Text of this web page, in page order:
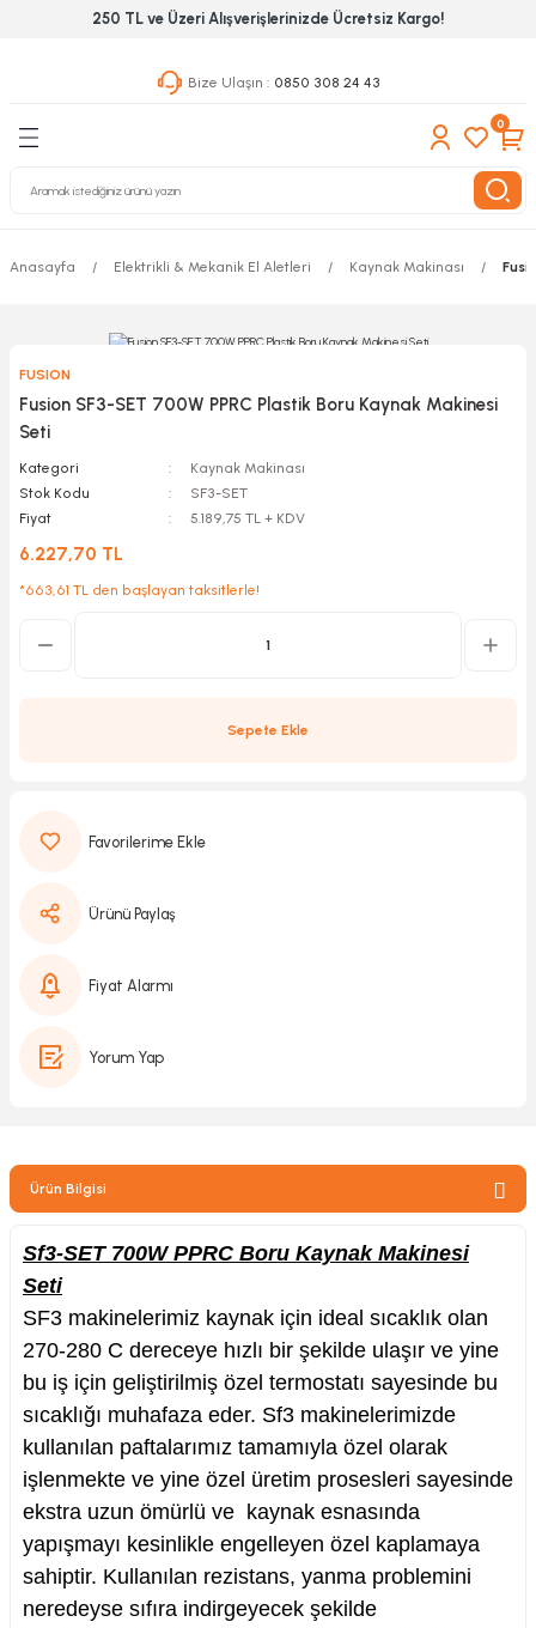
250 TL ve Üzeri Alışverişlerinizde Ücretsiz Kargo!
Bize Ulaşın : 0850 308 24 43
0
Geri Dön
Geri Dön
& Nalburiye
Grubu
Geri Dön
Anasayfa Elektrikli & Mekanik El Aletleri Kaynak Makinası
FUSION
Fusion SF3-SET 700W PPRC Plastik Boru Kaynak Makinesi
Seti
Kategori
Kaynak Makinası
Stok Kodu
SF3-SET
Fiyat
5.189,75 TL + KDV
6.227,70 TL
*663,61 TL den başlayan taksitlerle!
Sepete Ekle
Ürünü Paylaş
Fiyat Alarmı
Yorum Yap
Ürün Bilgisi
Sf3-SET 700W PPRC Boru Kaynak Makinesi
Seti
SF3 makinelerimiz kaynak için ideal sıcaklık olan
270-280 C dereceye hızlı bir şekilde ulaşır ve yine
bu iş için geliştirilmiş özel termostatı sayesinde bu
sıcaklığı muhafaza eder. Sf3 makinelerimizde
kullanılan paftalarımız tamamıyla özel olarak
işlenmekte ve yine özel üretim prosesleri sayesinde
ekstra uzun ömürlü ve kaynak esnasında
yapışmayı kesinlikle engelleyen özel kaplamaya
sahiptir. Kullanılan rezistans, yanma problemini
neredeyse sıfıra indirgeyecek şekilde